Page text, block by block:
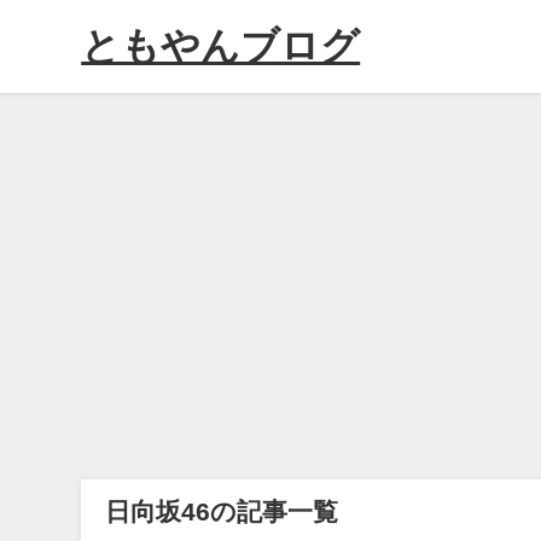
ともやんブログ
日向坂46の記事一覧